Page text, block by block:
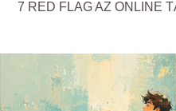
7 RED FLAG AZ ONLINE